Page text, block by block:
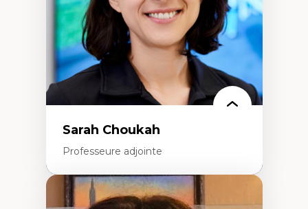
Sarah Choukah
Professeure adjointe
Expertises